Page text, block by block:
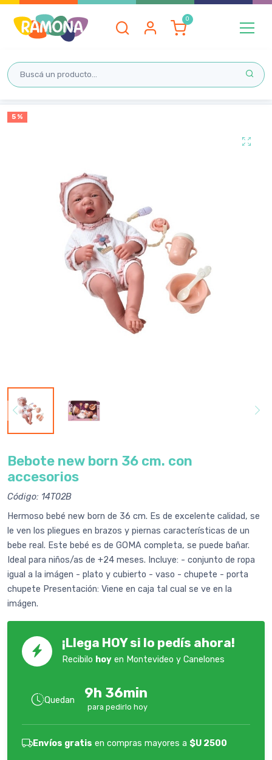
5 %
Bebote new born 36 cm. con
accesorios
Código: 14T02B
Hermoso bebé new born de 36 cm. Es de excelente calidad, se
le ven los pliegues en brazos y piernas características de un
bebe real. Este bebé es de GOMA completa, se puede bañar.
Ideal para niños/as de +24 meses. Incluye: - conjunto de ropa
igual a la imágen - plato y cubierto - vaso - chupete - porta
chupete Presentación: Viene en caja tal cual se ve en la
imágen.
¡Llega HOY si lo pedís ahora!
Recibilo hoy en Montevideo y Canelones
Quedan 9h 36min
para pedirlo hoy
Envíos gratis en compras mayores a $U 2500